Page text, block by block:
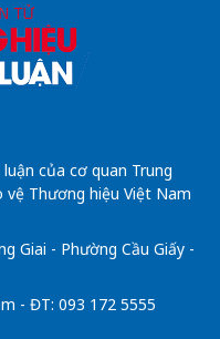
của cơ quan Trung
vệ Thương hiệu Việt Nam
Giai - Phường Cầu Giấy -
- ĐT: 093 172 5555